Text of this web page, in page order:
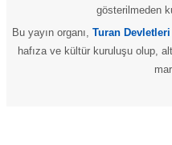
gösterilmeden
Bu yayın organı, Turan
hafıza ve kültür kuruluşu olup,